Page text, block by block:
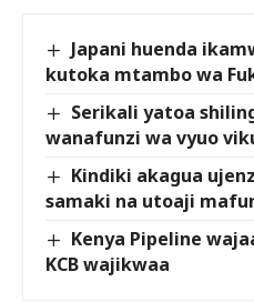
Japani huenda
kutoka mtambo wa
Serikali yatoa
wanafunzi wa vyuo
Kindiki akagua
samaki na utoaji
Kenya Pipeline
KCB wajikwaa